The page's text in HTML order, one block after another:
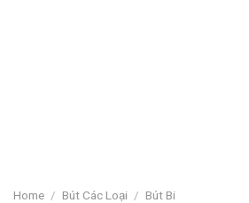
Home / Bút Các Loại / Bút Bi